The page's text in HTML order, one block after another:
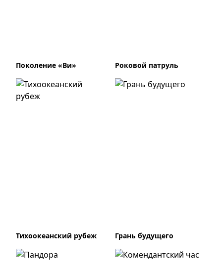
Поколение «Ви» Роковой патруль
Тихоокеанский рубеж Грань будущего